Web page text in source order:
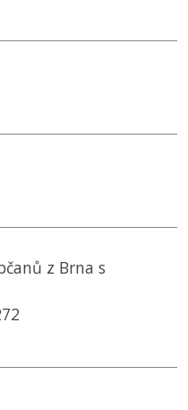
z Brna s